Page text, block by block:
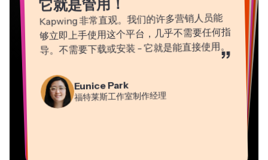
它就是管用！
Kapwing 非常直观。我们的许多营销人员能
够立即上手使用这个平台，几乎不需要任何指
导。不需要下载或安装 - 它就是能直接使用。
”
Eunice Park
福特莱斯工作室制作经理
Panos Papagapiou
埃帕斯隆合伙人
Kerry-lee Farla
Gracie Peng
内容总监
视频编辑器
Heidi Rae
Natasha Ball
顾问
Dina Segovia